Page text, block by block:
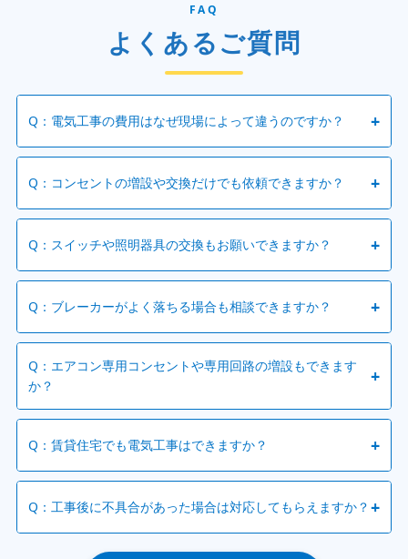
FAQ
よくあるご質問
Q：電気工事の費用はなぜ現場によって違うのですか？ +
A：電気工事の費用は、工事内容だけでなく、分電盤の状
況、配線距離、壁や天井内の配線経路、使用する部材、既設
設備の状態などによって変わります。共立空調では、現地状
いお見積りを心がけています。
Q：コンセントの増設や交換だけでも依頼できますか？ +
A：はい、対応可能です。コンセントの破損・接触不良・焦
げ跡などの修理や交換、使いやすい位置への増設も承ってお
ります。使用する電気機器や設置場所に合わせて、配線状況
Q：スイッチや照明器具の交換もお願いできますか？ +
A：はい、スイッチの修理・交換・増設や、照明器具の交
換・取付、不点灯やちらつきなどのトラブルにも対応してお
ります。器具の種類や設置場所、既設配線の状態を確認し、
Q：ブレーカーがよく落ちる場合も相談できますか？ +
A：はい、ご相談いただけます。ブレーカーがよく落ちる原
因には、電気容量の不足、特定回路への負荷集中、漏電、機
器の不具合などが考えられます。現地で分電盤や使用状況を
提案します。
Q：エアコン専用コンセントや専用回路の増設もできます
か？
+
A：はい、対応可能です。エアコン設置には、専用コンセン
トや専用回路が必要になる場合があります。分電盤の空き状
況、配線経路、電圧、コンセント形状などを確認し、安全性
Q：賃貸住宅でも電気工事はできますか？ +
A：賃貸住宅でも対応できる場合がありますが、工事内容に
よっては管理会社様やオーナー様への確認が必要です。特
に、壁や天井への穴あけ、配線の新設、分電盤まわりの変
更、ビス固定などを伴う場合は、事前確認をおすすめしてい
Q：工事後に不具合があった場合は対応してもらえますか？ +